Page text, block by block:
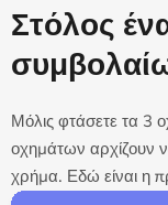
Στόλος
Μόλις φτάσετε τα 3
οχημάτων αρχίζουν
χρήμα. Εδώ είναι η